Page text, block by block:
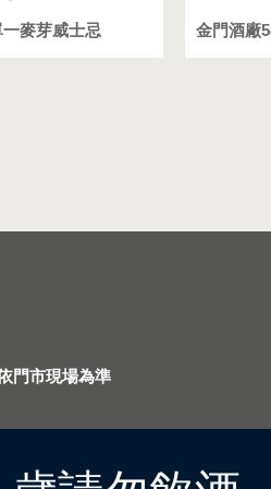
麥芽威士忌 金門酒廠
門市現場為準